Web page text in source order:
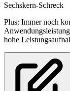
Sechskern-Schreck
Plus: Immer noch
hohe